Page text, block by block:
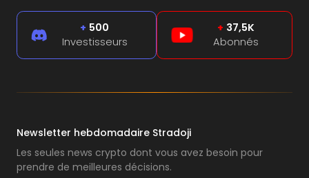
+ 500
Investisseurs
+ 37,5K
Abonnés
Newsletter hebdomadaire Stradoji
Les seules news crypto dont vous avez besoin pour
prendre de meilleures décisions.